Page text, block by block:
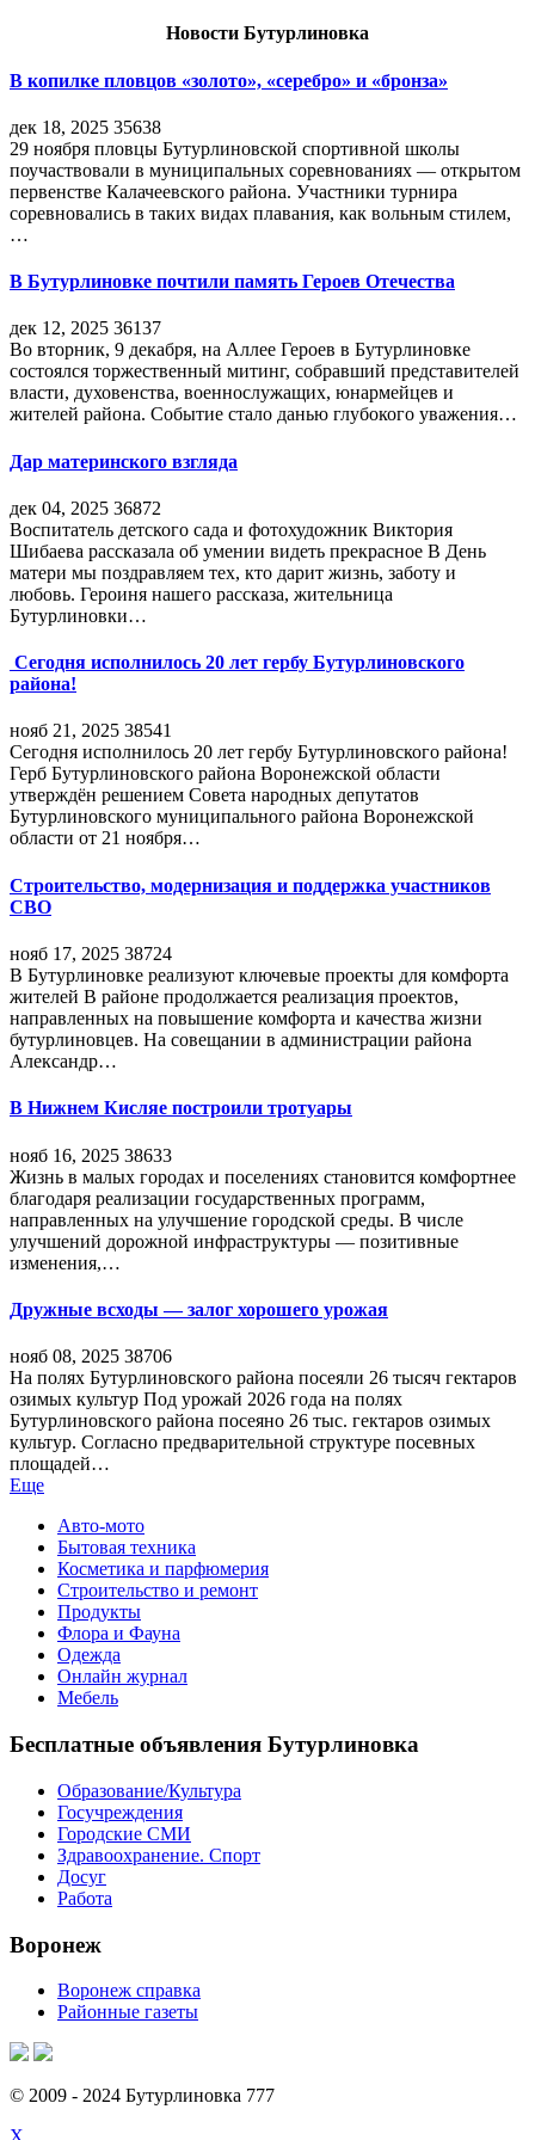
Новости Бутурлиновка
В копилке пловцов «золото», «серебро» и «бронза»
дек 18, 2025 35638
29 ноября пловцы Бутурлиновской спортивной школы
поучаствовали в муниципальных соревнованиях — открытом
первенстве Калачеевского района. Участники турнира
соревновались в таких видах плавания, как вольным стилем,
…
В Бутурлиновке почтили память Героев Отечества
дек 12, 2025 36137
Во вторник, 9 декабря, на Аллее Героев в Бутурлиновке
состоялся торжественный митинг, собравший представителей
власти, духовенства, военнослужащих, юнармейцев и
жителей района. Событие стало данью глубокого уважения…
Дар материнского взгляда
дек 04, 2025 36872
Воспитатель детского сада и фотохудожник Виктория
Шибаева рассказала об умении видеть прекрасное В День
матери мы поздравляем тех, кто дарит жизнь, заботу и
любовь. Героиня нашего рассказа, жительница
Бутурлиновки…
Сегодня исполнилось 20 лет гербу Бутурлиновского
района!
нояб 21, 2025 38541
Сегодня исполнилось 20 лет гербу Бутурлиновского района!
Герб Бутурлиновского района Воронежской области
утверждён решением Совета народных депутатов
Бутурлиновского муниципального района Воронежской
области от 21 ноября…
Строительство, модернизация и поддержка участников
СВО
нояб 17, 2025 38724
В Бутурлиновке реализуют ключевые проекты для комфорта
жителей В районе продолжается реализация проектов,
направленных на повышение комфорта и качества жизни
бутурлиновцев. На совещании в администрации района
Александр…
В Нижнем Кисляе построили тротуары
нояб 16, 2025 38633
Жизнь в малых городах и поселениях становится комфортнее
благодаря реализации государственных программ,
направленных на улучшение городской среды. В числе
улучшений дорожной инфраструктуры — позитивные
изменения,…
Дружные всходы — залог хорошего урожая
нояб 08, 2025 38706
На полях Бутурлиновского района посеяли 26 тысяч гектаров
озимых культур Под урожай 2026 года на полях
Бутурлиновского района посеяно 26 тыс. гектаров озимых
культур. Согласно предварительной структуре посевных
площадей…
Еще
Авто-мото
Бытовая техника
Косметика и парфюмерия
Строительство и ремонт
Продукты
Флора и Фауна
Одежда
Онлайн журнал
Мебель
Бесплатные объявления Бутурлиновка
Образование/Культура
Госучреждения
Городские СМИ
Здравоохранение. Спорт
Досуг
Работа
Воронеж
Воронеж справка
Районные газеты
© 2009 - 2024 Бутурлиновка 777